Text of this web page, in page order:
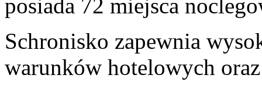
posiada 72 miejsca
Schronisko zapewnia
warunków hotelowych